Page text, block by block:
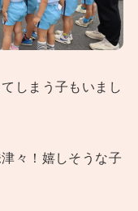
しまう子もいまし
々！嬉しそうな子